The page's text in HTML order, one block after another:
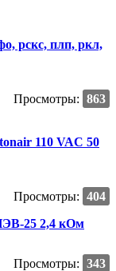
рскс, плп, ркл,
Просмотры: 863
110 VAC 50
Просмотры: 404
25 2,4 кОм
Просмотры: 343